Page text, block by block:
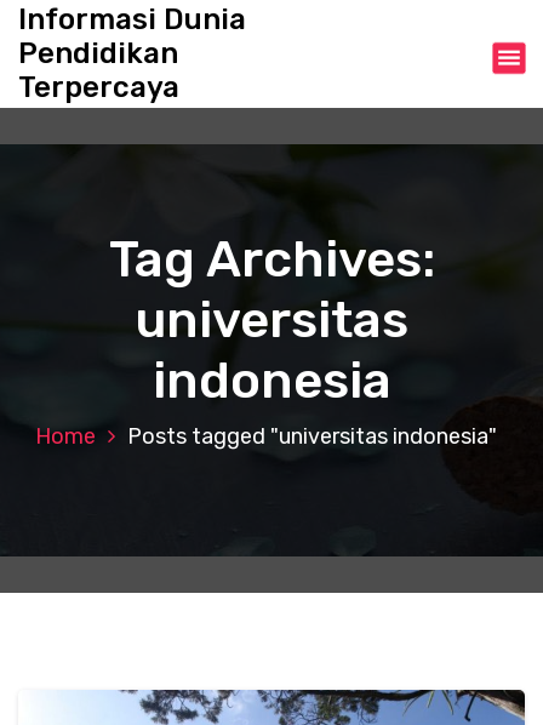
o
Informasi Dunia
Pendidikan
Terpercaya
Tag Archives:
universitas
indonesia
Home Posts tagged "universitas indonesia"